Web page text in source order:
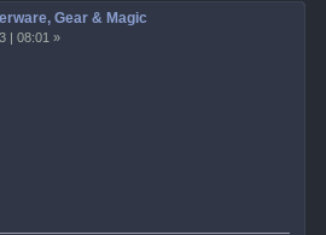
Gear & Magic
| 08:01 »